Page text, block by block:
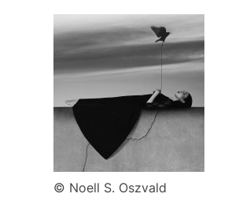
© Noell S. Oszvald